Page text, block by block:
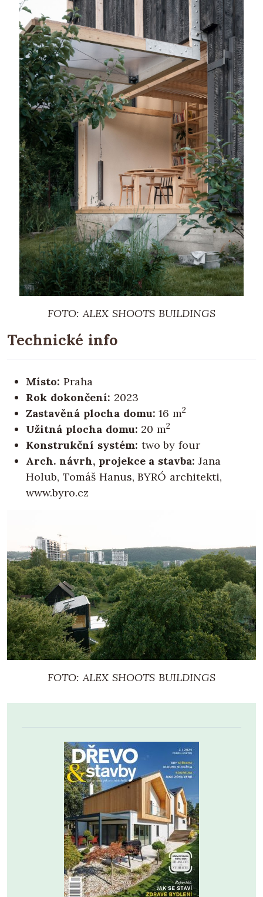
FOTO: ALEX SHOOTS BUILDINGS
Technické info
Místo: Praha
Rok dokončení: 2023
Zastavěná plocha domu: 16 m2
Užitná plocha domu: 20 m2
Konstrukční systém: two by four
Arch. návrh, projekce a stavba: Jana
Holub, Tomáš Hanus, BYRÓ architekti,
www.byro.cz
FOTO: ALEX SHOOTS BUILDINGS